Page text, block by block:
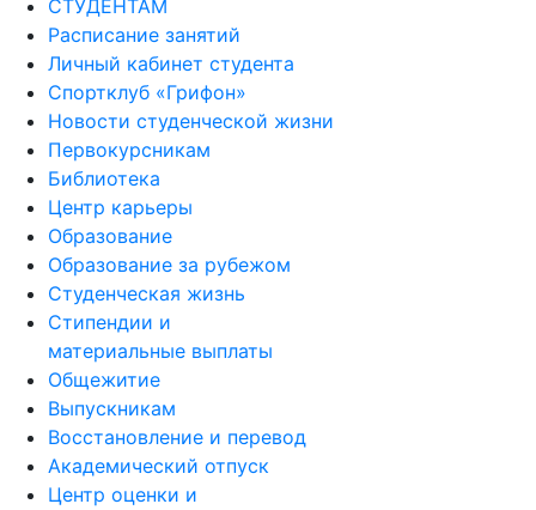
СТУДЕНТАМ
Расписание занятий
Личный кабинет студента
Спортклуб «Грифон»
Новости студенческой жизни
Первокурсникам
Библиотека
Центр карьеры
Образование
Образование за рубежом
Студенческая жизнь
Стипендии и
материальные выплаты
Общежитие
Выпускникам
Восстановление и перевод
Академический отпуск
Центр оценки и